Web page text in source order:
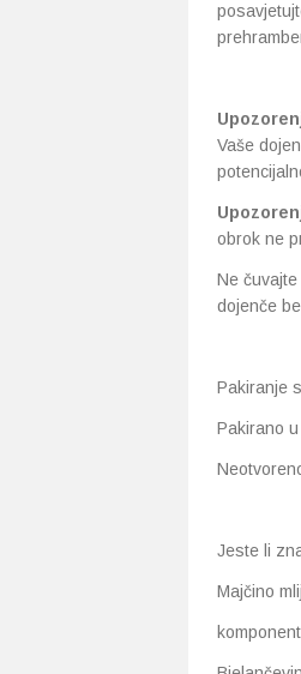
Vaše
obrok ne
Ne
dojenče
Pakiranje
Pakirano
Jeste li
Majčino